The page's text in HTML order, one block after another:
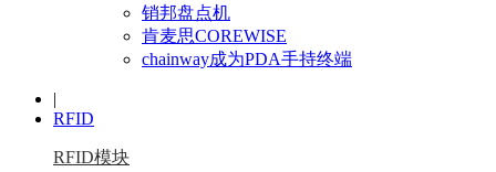
销邦盘点机
肯麦思COREWISE
chainway成为PDA手持终端
|
RFID
RFID模块